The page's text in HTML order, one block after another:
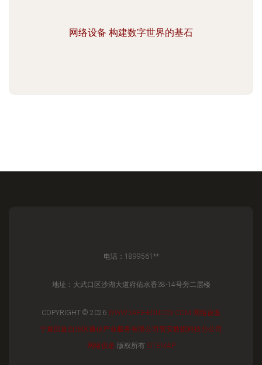
网络设备 构建数字世界的基石
电话：1899561**
地址：大武口区沙湖大道府佑水香38-14号旁二层楼
COPYRIGHT © 2026 WWW.SAFE-EDUCCS.COM 网络设备
宁夏回族自治区通信产业服务有限公司智安数据科技分公司
网络设备 版权所有 SITEMAP